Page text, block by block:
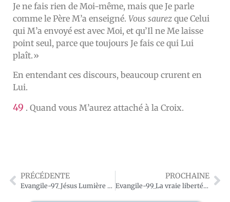
Je ne fais rien de Moi-même, mais que Je parle
comme le Père M’a enseigné. Vous saurez que Celui
qui M’a envoyé est avec Moi, et qu’Il ne Me laisse
point seul, parce que toujours Je fais ce qui Lui
plaît.»
En entendant ces discours, beaucoup crurent en
Lui.
49 . Quand vous M’aurez attaché à la Croix.
PRÉCÉDENTE
Evangile-97_Jésus Lumière du monde
PROCHAINE
Evangile-99_La vraie liberté-Satan homicide et menteur